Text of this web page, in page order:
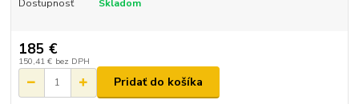
Dostupnosť Skladom
185 €
150,41 € bez DPH
Pridať do košíka